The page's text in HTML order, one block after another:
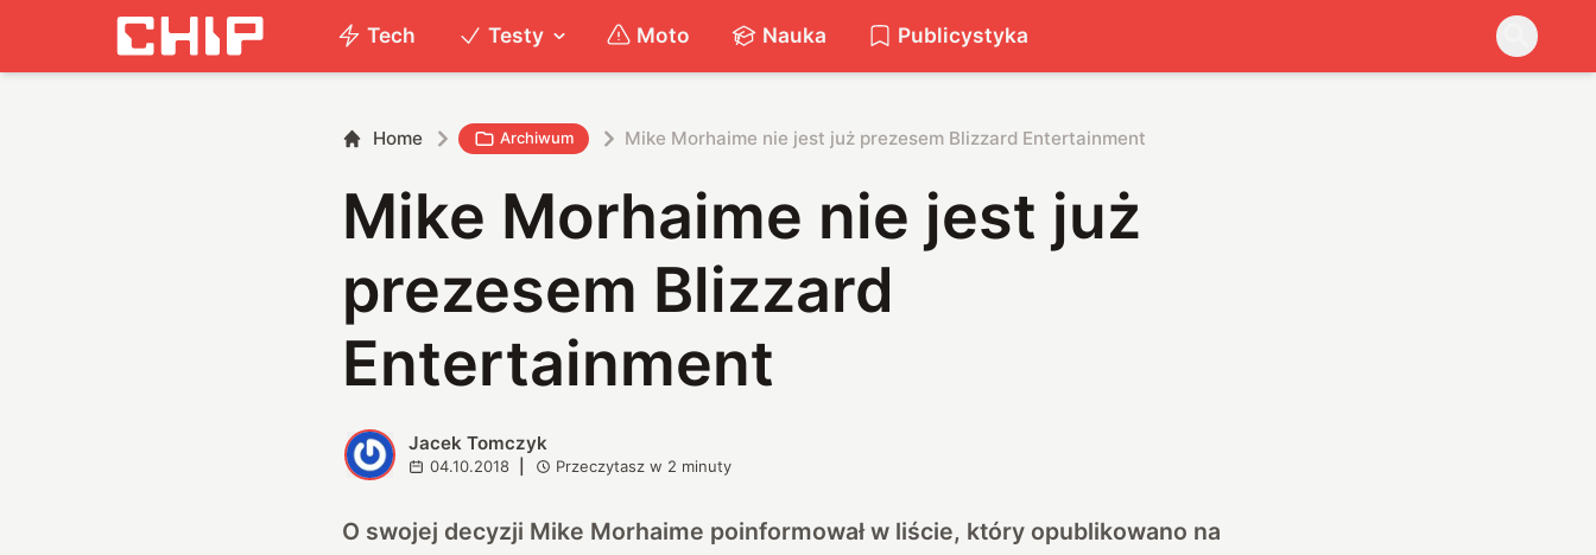
Tech Testy Moto Nauka Publicystyka
Home Archiwum Mike Morhaime nie jest już prezesem Blizzard Entertainment
Mike Morhaime nie jest już
prezesem Blizzard
Entertainment
J Jacek Tomczyk
04.10.2018 Przeczytasz w 2 minuty
O swojej decyzji Mike Morhaime poinformowałw liście, który opublikowano na